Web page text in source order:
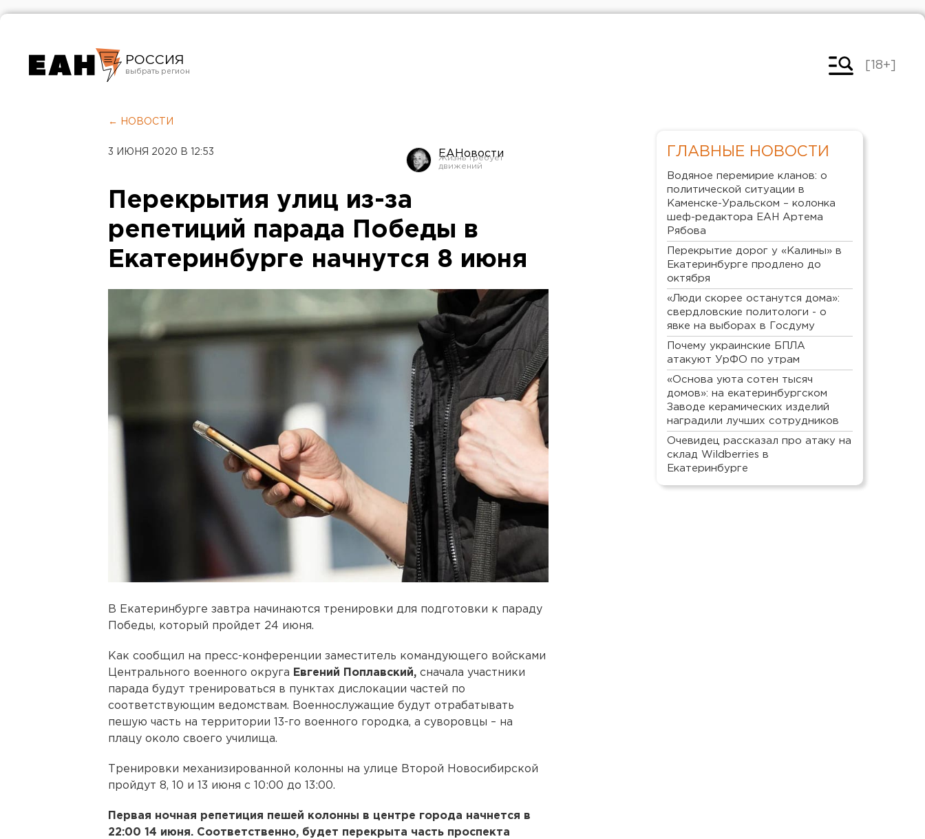
РОССИЯ
Челябинск
[18+]
← НОВОСТИ
3 ИЮНЯ 2020 В 12:53 ЕАНовости
Перекрытия улиц из-за
репетиций парада Победы в
Екатеринбурге начнутся 8 июня
В Екатеринбурге завтра начинаются тренировки для подготовки к параду
Победы, который пройдет 24 июня.
Как сообщил на пресс-конференции заместитель командующего войсками
Центрального военного округа Евгений Поплавский, сначала участники
парада будут тренироваться в пунктах дислокации частей по
соответствующим ведомствам. Военнослужащие будут отрабатывать
пешую часть на территории 13-го военного городка, а суворовцы – на
плацу около своего училища.
Тренировки механизированной колонны на улице Второй Новосибирской
пройдут 8, 10 и 13 июня с 10:00 до 13:00.
Первая ночная репетиция пешей колонны в центре города начнется в
22:00 14 июня. Соответственно, будет перекрыта часть проспекта
ГЛАВНЫЕ НОВОСТИ
Водяное перемирие кланов: о
политической ситуации в
Каменске-Уральском – колонка
шеф-редактора ЕАН Артема
Рябова
Перекрытие дорог у «Калины» в
Екатеринбурге продлено до
октября
«Люди скорее останутся дома»:
свердловские политологи - о
явке на выборах в Госдуму
Почему украинские БПЛА
атакуют УрФО по утрам
«Основа уюта сотен тысяч
домов»: на екатеринбургском
Заводе керамических изделий
наградили лучших сотрудников
Очевидец рассказал про атаку на
склад Wildberries в
Екатеринбурге